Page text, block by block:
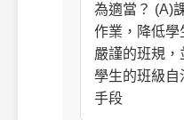
為適當？ (A)
作業，降低學
嚴謹的班規
學生的班級自
手段